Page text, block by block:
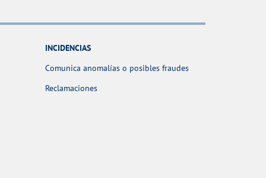
INCIDENCIAS
Comunica anomalías o posibles fraudes
Reclamaciones